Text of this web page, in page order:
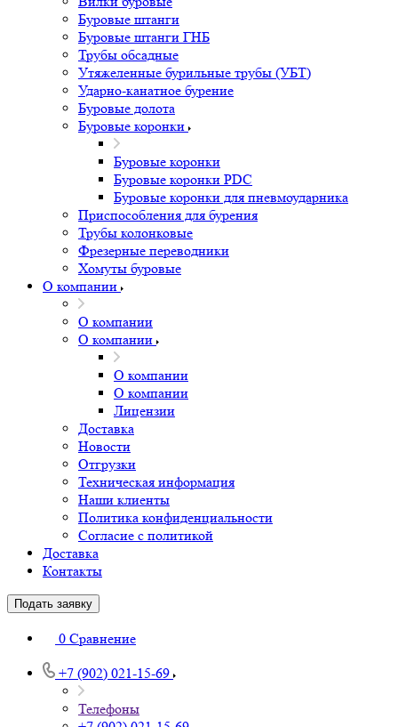
Буровые штанги
Буровые штанги ГНБ
Трубы обсадные
Утяжеленные бурильные трубы (УБТ)
Ударно-канатное бурение
Буровые долота
Буровые коронки
Буровые коронки
Буровые коронки PDC
Буровые коронки для пневмоударника
Приспособления для бурения
Трубы колонковые
Фрезерные переводники
Хомуты буровые
О компании
О компании
О компании
О компании
О компании
Лицензии
Доставка
Новости
Отгрузки
Техническая информация
Наши клиенты
Политика конфиденциальности
Согласие с политикой
Доставка
Контакты
Подать заявку
0 Сравнение
+7 (902) 021-15-69
Телефоны